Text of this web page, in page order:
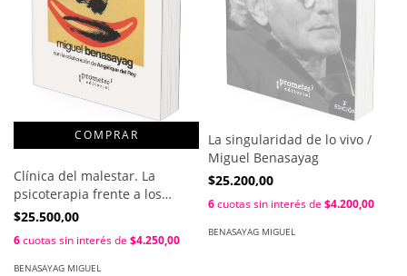
Clínica del malestar. La
psicoterapia frente a los
nuevos sufrimientos
; Contribuciones de Angélique
del Rey
$25.500,00
6cuotas sin interés de $4.250,00
BENASAYAG MIGUEL
La singularidad de lo vivo /
Miguel Benasayag
$25.200,00
6cuotas sin interés de $4.200,00
BENASAYAG MIGUEL